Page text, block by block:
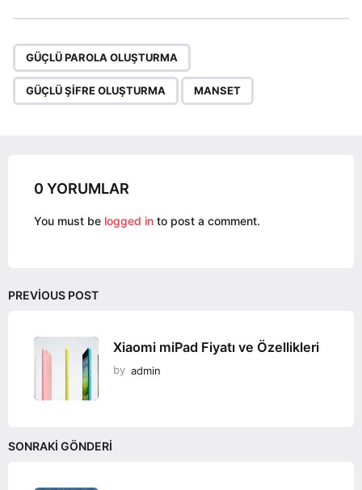
t
P
a
g
i
GÜÇLÜ PAROLA OLUŞTURMA
GÜÇLÜ ŞIFRE OLUŞTURMA MANSET
0 YORUMLAR
You must be logged in to post a comment.
PREVIOUS POST
Xiaomi miPad Fiyatı ve Özellikleri
by admin
SONRAKI GÖNDERI